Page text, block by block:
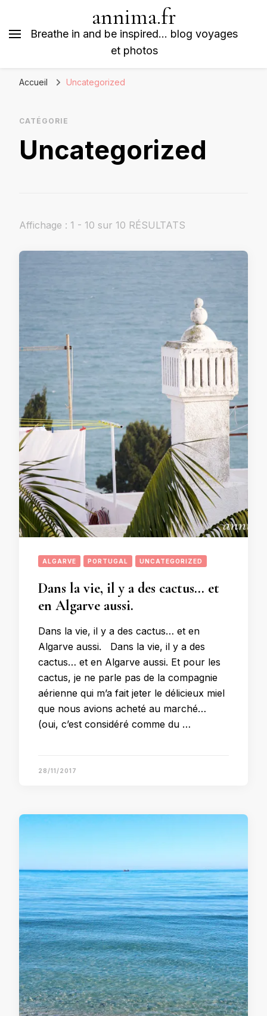
annima.fr
Breathe in and be inspired… blog voyages
et photos
Accueil Uncategorized
CATÉGORIE
Uncategorized
Affichage : 1 - 10 sur 10 RÉSULTATS
ALGARVE PORTUGAL UNCATEGORIZED
Dans la vie, il y a des cactus… et
en Algarve aussi.
Dans la vie, il y a des cactus… et en
Algarve aussi. Dans la vie, il y a des
cactus… et en Algarve aussi. Et pour les
cactus, je ne parle pas de la compagnie
aérienne qui m’a fait jeter le délicieux miel
que nous avions acheté au marché…
(oui, c’est considéré comme du …
28/11/2017